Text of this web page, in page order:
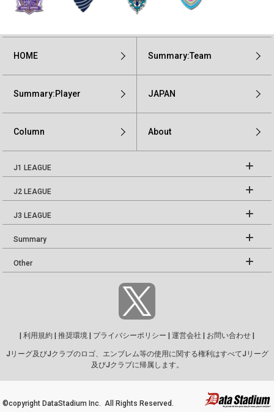
HOME Summary:Team
Summary:Player JAPAN
Column About
J1 LEAGUE
J2 LEAGUE
J3 LEAGUE
Summary
Other
利用規約 推奨環境 プライバシーポリシー 運営会社 お問い合わせ
Jリーグ及びJクラブのロゴ、エンブレム等の使用に関する権利はすべてJリーグ
及びJクラブに帰属します。
©copyright DataStadium Inc. All Rights Reserved.